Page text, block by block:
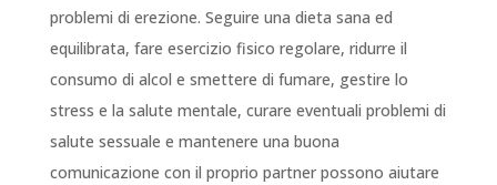
problemi di erezione. Seguire una dieta sana ed
equilibrata, fare esercizio fisico regolare, ridurre il
consumo di alcol e smettere di fumare, gestire lo
stress e la salute mentale, curare eventuali problemi di
salute sessuale e mantenere una buona
comunicazione con il proprio partner possono aiutare